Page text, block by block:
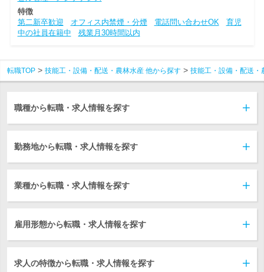
特徴
第二新卒歓迎
オフィス内禁煙・分煙 電話問い合わせOK
育児
中の社員在籍中
残業月30時間以内
転職TOP 技能工・設備・配送・農林水産 他から探す 技能工・設備・配送・
職種から転職・求人情報を探す
勤務地から転職・求人情報を探す
業種から転職・求人情報を探す
雇用形態から転職・求人情報を探す
求人の特徴から転職・求人情報を探す